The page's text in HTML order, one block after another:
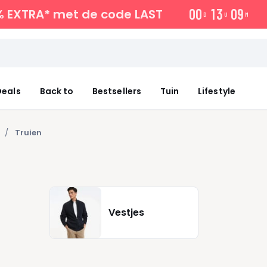
EXTRA* met de code LAST 00 D 13 U 09 M
Back to Bestsellers Tuin Lifestyle
Truien
Vestjes